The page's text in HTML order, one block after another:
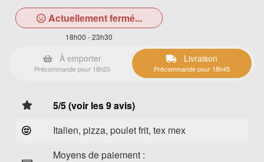
Actuellement fermé...
18h00 - 23h30
À emporter
Précommande pour 18h20
Livraison
Précommande pour 18h45
5/5 (voir les 9 avis)
Italien, pizza, poulet frit, tex mex
Moyens de paiement :